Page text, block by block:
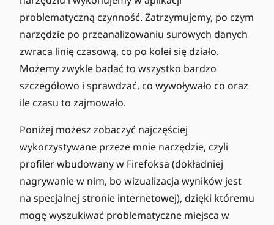
problematyczną czynność. Zatrzymujemy, po czym
narzędzie po przeanalizowaniu surowych danych
zwraca linię czasową, co po kolei się działo.
Możemy zwykle badać to wszystko bardzo
szczegółowo i sprawdzać, co wywoływało co oraz
ile czasu to zajmowało.
Poniżej możesz zobaczyć najczęściej
wykorzystywane przeze mnie narzędzie, czyli
profiler wbudowany w Firefoksa (dokładniej
nagrywanie w nim, bo wizualizacja wyników jest
na specjalnej stronie internetowej), dzięki któremu
mogę wyszukiwać problematyczne miejsca w